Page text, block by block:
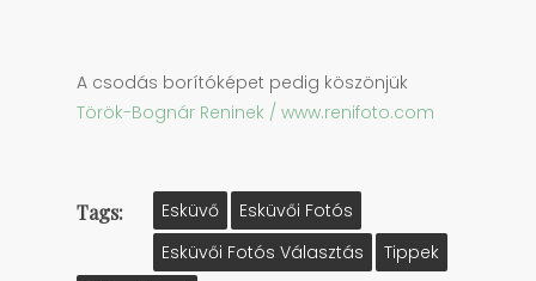
A csodás borítóképet pedig köszönjük
Török-Bognár Reninek / www.renifoto.com
Tags: Esküvő
Esküvői Fotós
Esküvői Fotós Választás
Tippek